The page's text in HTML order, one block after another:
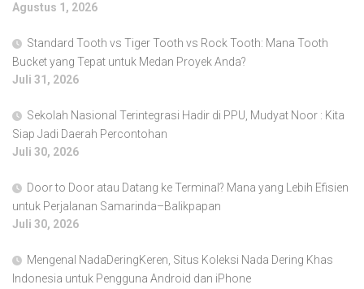
Agustus 1, 2026
Standard Tooth vs Tiger Tooth vs Rock Tooth: Mana Tooth
Bucket yang Tepat untuk Medan Proyek Anda?
Juli 31, 2026
Sekolah Nasional Terintegrasi Hadir di PPU, Mudyat Noor : Kita
Siap Jadi Daerah Percontohan
Juli 30, 2026
Door to Door atau Datang ke Terminal? Mana yang Lebih Efisien
untuk Perjalanan Samarinda–Balikpapan
Juli 30, 2026
Mengenal NadaDeringKeren, Situs Koleksi Nada Dering Khas
Indonesia untuk Pengguna Android dan iPhone